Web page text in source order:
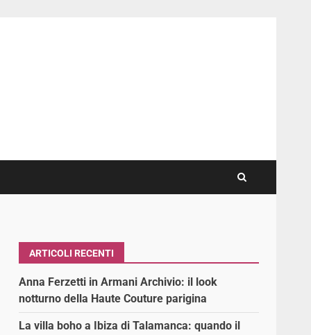
ARTICOLI RECENTI
Anna Ferzetti in Armani Archivio: il look
notturno della Haute Couture parigina
La villa boho a Ibiza di Talamanca: quando il